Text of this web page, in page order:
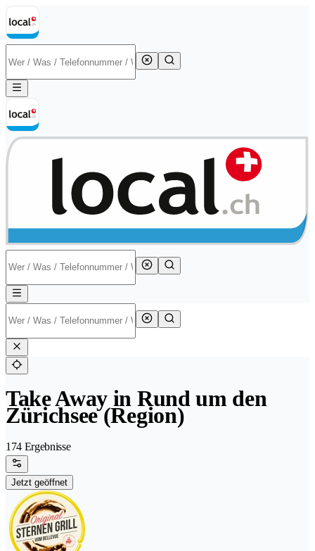
Take Away in Rund um den
Zürichsee (Region)
174 Ergebnisse
Jetzt geöffnet